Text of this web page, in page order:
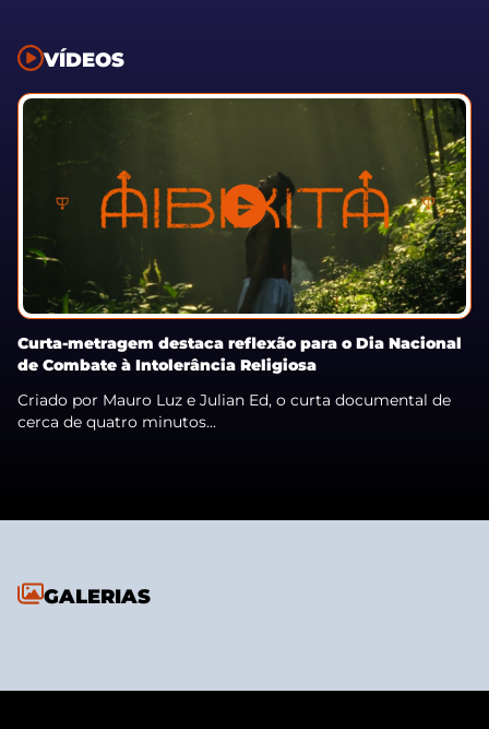
VÍDEOS
Curta-metragem destaca reflexão para o Dia Nacional
de Combate à Intolerância Religiosa
Criado por Mauro Luz e Julian Ed, o curta documental de
cerca de quatro minutos...
GALERIAS